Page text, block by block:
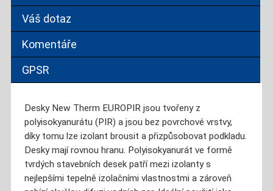
Váš dotaz
Komentáře
GPSR
Desky New Therm EUROPIR jsou tvořeny z
polyisokyanurátu (PIR) a jsou bez povrchové vrstvy,
díky tomu lze izolant brousit a přizpůsobovat podkladu.
Desky mají rovnou hranu. Polyisokyanurát ve formě
tvrdých stavebních desek patří mezi izolanty s
nejlepšími tepelně izolačními vlastnostmi a zároveň